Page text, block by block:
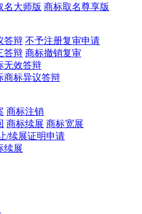
名大师版 商标取名尊享版
答辩 不予注册复审申请
答辩 商标撤销复审
无效答辩
商标异议答辩
商标注销
商标续展 商标宽展
/续展证明申请
续展